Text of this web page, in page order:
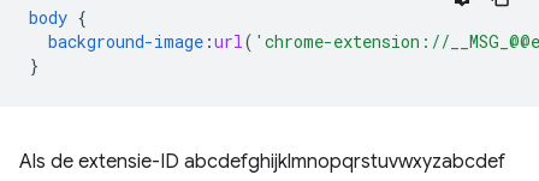
body {
background-image :url ( 'chrome-extension://
}
Als de extensie-ID abcdefghijklmnopqrstuvwxyzabcdef